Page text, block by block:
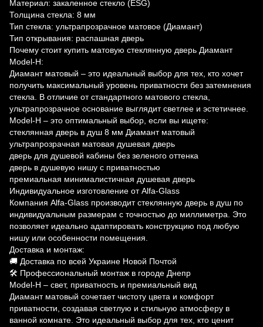
Материал: закаленное стекло (ESG)
Толщина стекла: 8 мм
Тип стекла: ультрапрозрачное матовое (Диамант)
Тип открывания: распашная дверь
Почему стоит купить матовую стеклянную дверь Диамант
Model-H:
Диамант матовый – это идеальный выбор для тех, кто хочет
получить максимальный уровень приватности без затемнения
стекла. В отличие от стандартного матового стекла,
ультрапрозрачное основание выглядит светлее и эстетичнее.
Model-H – это оптимальный выбор, если вы ищете:
стеклянная дверь в душ 8 мм Диамант матовый
ультрапрозрачная матовая душевая дверь
дверь для душевой кабины без зеленого оттенка
дверь в душевую нишу с приватностью
премиальная минималистичная душевая дверь
Индивидуальное изготовление от Alfa-Glass
Компания Alfa-Glass производит стеклянную дверь в душ по
индивидуальным размерам с точностью до миллиметра. Это
позволяет идеально адаптировать конструкцию под любую
нишу или особенности помещения.
Доставка и монтаж:
🚚 Доставка по всей Украине Новой Почтой
🛠 Профессиональный монтаж в городе Днепр
Model-H – свет, приватность и премиальный вид
Диамант матовый сочетает чистоту цвета и комфорт
приватности, создавая светлую и стильную атмосферу в
ванной комнате. Это идеальный выбор для тех, кто ценит